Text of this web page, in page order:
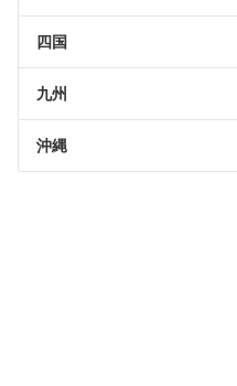
四国
九州
沖縄